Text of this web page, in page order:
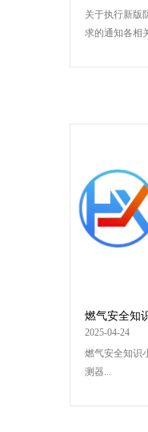
关于执行新版
求的通知各相
燃气安全知
气体探测器
2025-04-24
燃气安全知识
测器...